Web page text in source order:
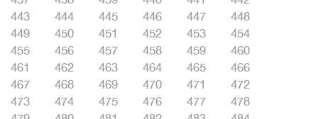
443
444 445 446 447
448
449
450 451 452 453
454
455
456 457 458 459
460
461
462 463 464 465
466
467
468 469 470 471
472
473
474 475 476 477
478